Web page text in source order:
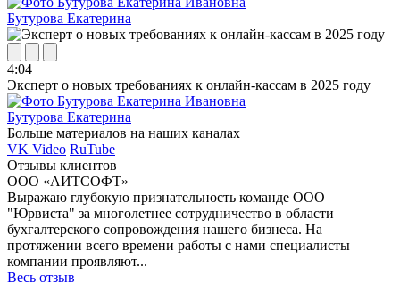
Бутурова Екатерина
4:04
Эксперт о новых требованиях к онлайн-кассам в 2025 году
Бутурова Екатерина
Больше материалов на наших каналах
VK Video RuTube
Отзывы клиентов
ООО «АИТСОФТ»
Выражаю глубокую признательность команде ООО
"Юрвиста" за многолетнее сотрудничество в области
бухгалтерского сопровождения нашего бизнеса. На
протяжении всего времени работы с нами специалисты
компании проявляют...
Весь отзыв